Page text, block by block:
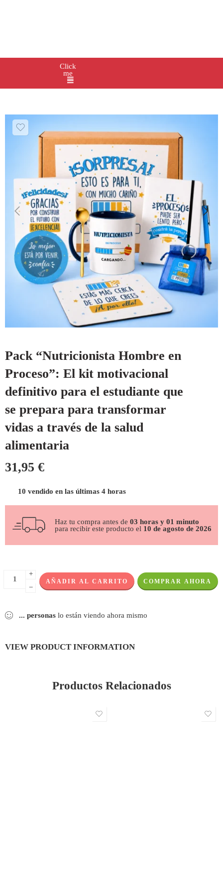
Click
me
Pack “Nutricionista Hombre en
Proceso”: El kit motivacional
definitivo para el estudiante que
se prepara para transformar
vidas a través de la salud
alimentaria
31,95 €
10 vendido en las últimas 4 horas
Haz tu compra antes de 03 horas y 01 minuto
para recibir este producto el 10 de agosto de 2026
+
−
AÑADIR AL CARRITO COMPRAR AHORA
... personas lo están viendo ahora mismo
VIEW PRODUCT INFORMATION
Productos Relacionados